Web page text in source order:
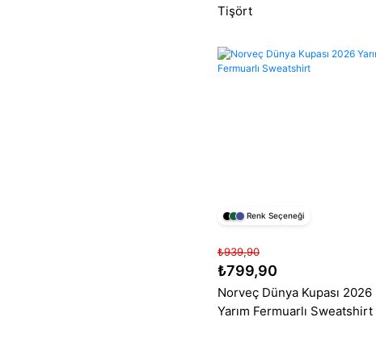
Tişört
Renk Seçeneği
₺939,90
₺799,90
Norveç Dünya Kupası 2026
Yarım Fermuarlı Sweatshirt